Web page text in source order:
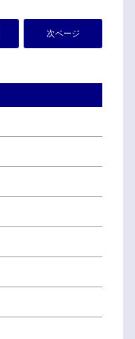
次ページ